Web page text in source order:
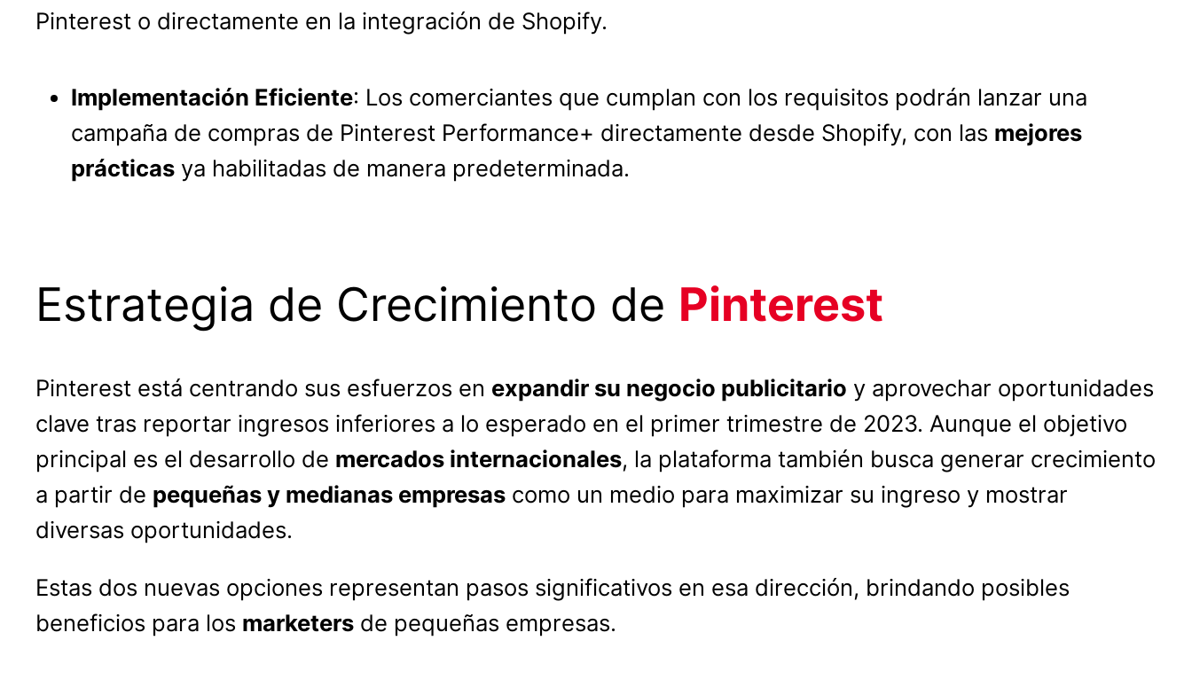
Pinterest o directamente en la integración de Shopify.
Implementación Eficiente: Los comerciantes que cumplan con los requisitos podrán lanzar una
campaña de compras de Pinterest Performance+ directamente desde Shopify, con las mejores
prácticas ya habilitadas de manera predeterminada.
Estrategia de Crecimiento de Pinterest
Pinterest está centrando sus esfuerzos en expandir su negocio publicitario y aprovechar oportunidades
clave tras reportar ingresos inferiores a lo esperado en el primer trimestre de 2023. Aunque el objetivo
principal es el desarrollo de mercados internacionales, la plataforma también busca generar crecimiento
a partir de pequeñas y medianas empresas como un medio para maximizar su ingreso y mostrar
diversas oportunidades.
Estas dos nuevas opciones representan pasos significativos en esa dirección, brindando posibles
beneficios para los marketers de pequeñas empresas.